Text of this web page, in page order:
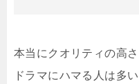
本当にクオリティの高
ドラマにハマる人は多い